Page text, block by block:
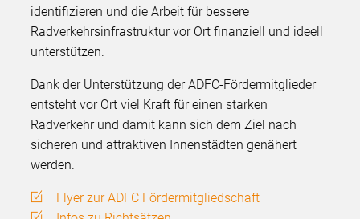
identifizieren und die Arbeit für bessere
Radverkehrsinfrastruktur vor Ort finanziell und ideell
unterstützen.
Dank der Unterstützung der ADFC-Fördermitglieder
entsteht vor Ort viel Kraft für einen starken
Radverkehr und damit kann sich dem Ziel nach
sicheren und attraktiven Innenstädten genähert
werden.
Flyer zur ADFC Fördermitgliedschaft